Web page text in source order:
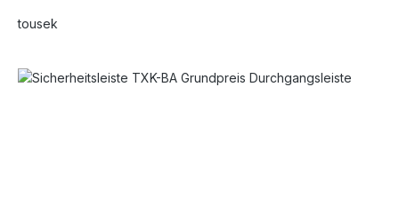
tousek
Bildergalerie überspringen